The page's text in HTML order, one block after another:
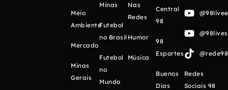
Meio
Ambiente
Mercado
Minas
Gerais
Minas
Futebol
no Brasil
Futebol
no
Mundo
Nas
Redes
Humor
Música
Central
98
98
Esportes
Buenos
Días
Redes
Sociais 98